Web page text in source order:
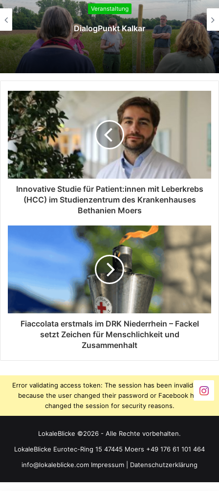
Veranstaltung
DialogPunkt Kalkar
Innovative Studie für Patient:innen mit Leberkrebs
(HCC) im Studienzentrum des Krankenhauses
Bethanien Moers
Fiaccolata erstmals im DRK Niederrhein – Fackel
setzt Zeichen für Menschlichkeit und
Zusammenhalt
Error validating access token: The session has been invalidated
because the user changed their password or Facebook has
changed the session for security reasons.
LokaleBlicke ©2026 - Alle Rechte vorbehalten.
LokaleBlicke Eurotec-Ring 15 47445 Moers +49 176 61 101 464
info@lokaleblicke.com Impressum Datenschutzerklärung